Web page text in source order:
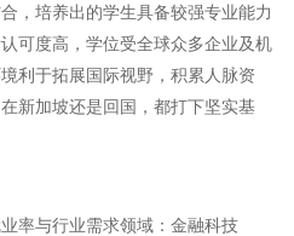
，培养出的学生具备较强专业能力
可度高，学位受全球众多企业及机
利于拓展国际视野，积累人脉资
新加坡还是回国，都打下坚实基
率与行业需求领域：金融科技